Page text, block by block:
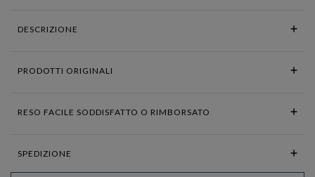
DESCRIZIONE
PRODOTTI ORIGINALI
RESO FACILE SODDISFATTO O RIMBORSATO
SPEDIZIONE